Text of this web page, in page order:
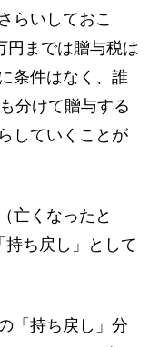
らいしておこ
円までは贈与税は
条件はなく、誰
分けて贈与する
していくことが
亡くなったと
持ち戻し」として
「持ち戻し」分